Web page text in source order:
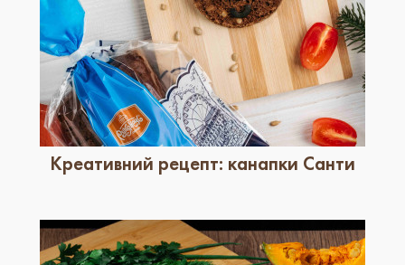
Креативний рецепт: канапки Санти